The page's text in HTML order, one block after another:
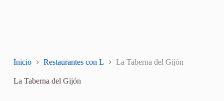
Inicio Restaurantes con L La Taberna del Gijón
La Taberna del Gijón